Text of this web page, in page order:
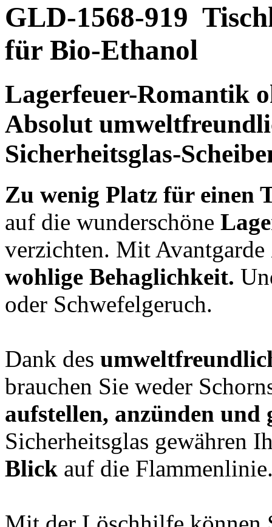
GLD-1568-919
für Bio-Ethanol
Lagerfeuer-Romantik
Absolut
Sicherheitsglas-
Zu wenig Platz für einen
auf die wunderschöne
verzichten. Mit
wohlige Behaglichkeit.
oder Schwefelgeruch.
Dank des
brauchen Sie weder
aufstellen, anzünden und
Sicherheitsglas gewähren
Blick auf die